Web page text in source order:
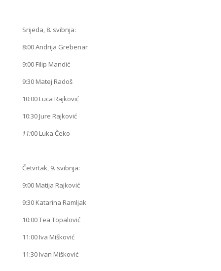
Srijeda, 8. svibnja:
8:00 Andrija Grebenar
9:00 Filip Mandić
9:30 Matej Radoš
10:00 Luca Rajković
10:30 Jure Rajković
11:00 Luka Čeko
Četvrtak, 9. svibnja:
9:00 Matija Rajković
9:30 Katarina Ramljak
10:00 Tea Topalović
11:00 Iva Mišković
11:30 Ivan Mišković